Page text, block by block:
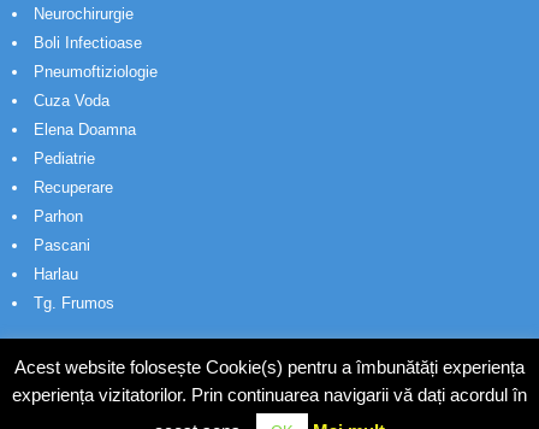
Neurochirurgie
Boli Infectioase
Pneumoftiziologie
Cuza Voda
Elena Doamna
Pediatrie
Recuperare
Parhon
Pascani
Harlau
Tg. Frumos
Acest website folosește Cookie(s) pentru a îmbunătăți experiența
experiența vizitatorilor. Prin continuarea navigarii vă dați acordul în